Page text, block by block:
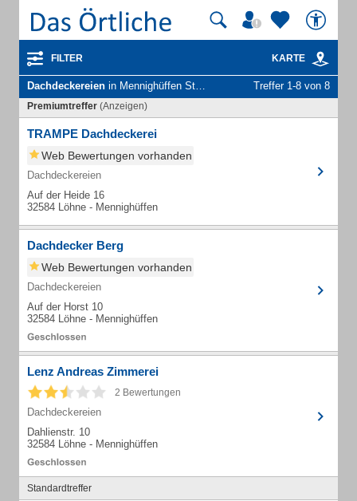
FILTER KARTE
Dachdeckereien in Mennighüffen Stadt Löhne Treffer 1-8 von 8
Premiumtreffer (Anzeigen)
TRAMPE Dachdeckerei
Web Bewertungen vorhanden
Dachdeckereien
Auf der Heide 16
32584 Löhne - Mennighüffen
Dachdecker Berg
Web Bewertungen vorhanden
Dachdeckereien
Auf der Horst 10
32584 Löhne - Mennighüffen
Lenz Andreas Zimmerei
2 Bewertungen
Dachdeckereien
Dahlienstr. 10
32584 Löhne - Mennighüffen
Standardtreffer